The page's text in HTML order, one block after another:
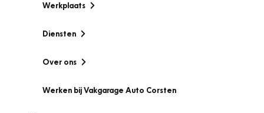
Werkplaats
Diensten
Over ons
Werken bij Vakgarage Auto Corsten